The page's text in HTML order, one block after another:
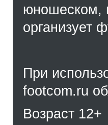
юношеском,
организует
При
footcom.ru
Возраст 12+